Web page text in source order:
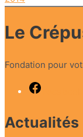
Le
Fondation pour
Actualités